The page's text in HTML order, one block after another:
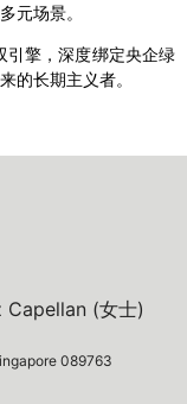
元场景。
引擎，深度绑定央企绿
的长期主义者。
Capellan (女士)
089763